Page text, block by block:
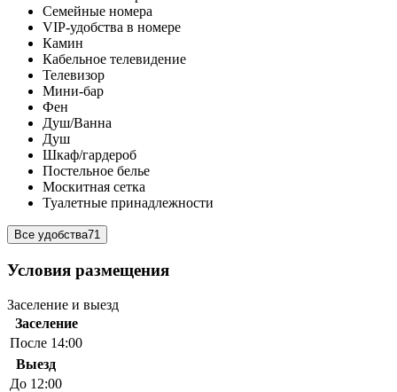
Семейные номера
VIP-удобства в номере
Камин
Кабельное телевидение
Телевизор
Мини-бар
Фен
Душ/Ванна
Душ
Шкаф/гардероб
Постельное белье
Москитная сетка
Туалетные принадлежности
Все удобства71
Условия размещения
Заселение и выезд
Заселение
После 14:00
Выезд
До 12:00